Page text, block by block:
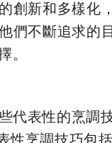
創新和多樣化
們不斷追求的
。
代表性的烹調
性烹調技巧包